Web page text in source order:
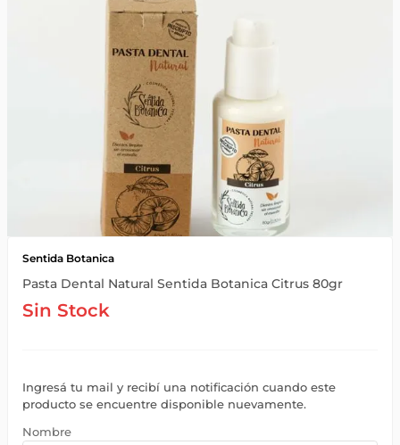
Sentida Botanica
Pasta Dental Natural Sentida Botanica Citrus 80gr
Sin Stock
Ingresá tu mail y recibí una notificación cuando este
producto se encuentre disponible nuevamente.